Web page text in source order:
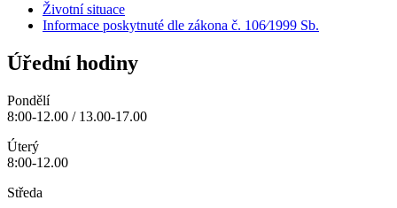
Životní situace
Informace poskytnuté dle zákona č. 106⁄1999 Sb.
Úřední hodiny
Pondělí
8:00-12.00 / 13.00-17.00
Úterý
8:00-12.00
Středa